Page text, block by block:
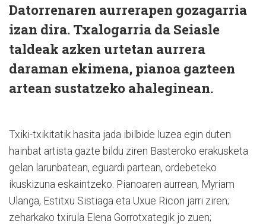
Datorrenaren aurrerapen gozagarria
izan dira. Txalogarria da Seiasle
taldeak azken urtetan aurrera
daraman ekimena, pianoa gazteen
artean sustatzeko ahaleginean.
Txiki-txikitatik hasita jada ibilbide luzea egin duten
hainbat artista gazte bildu ziren Basteroko erakusketa
gelan larunbatean, eguardi partean, ordebeteko
ikuskizuna eskaintzeko. Pianoaren aurrean, Myriam
Ulanga, Estitxu Sistiaga eta Uxue Ricon jarri ziren;
zeharkako txirula Elena Gorrotxategik jo zuen;